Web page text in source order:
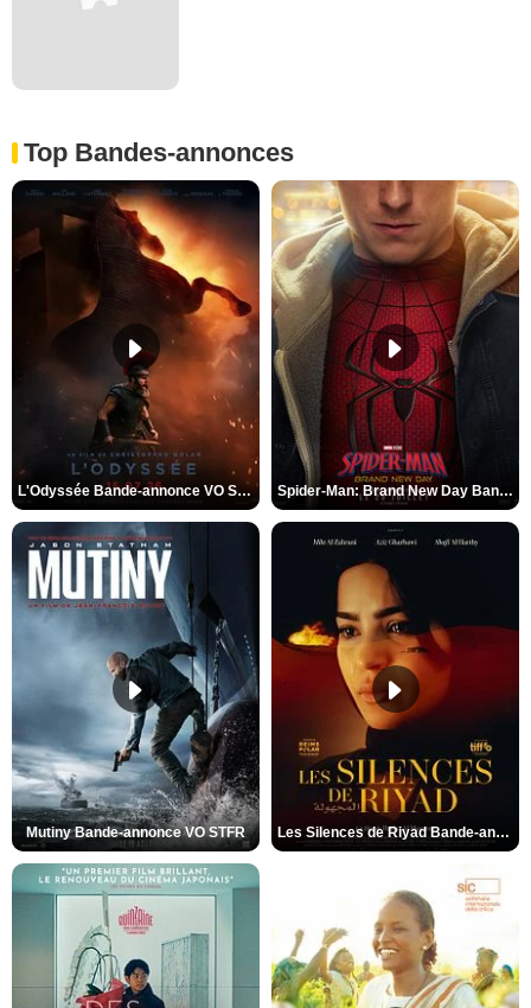
Top Bandes-annonces
L'Odyssée Bande-annonce VO STFR Spider-Man: Brand New Day Bande-annonce VO STFR
Mutiny Bande-annonce VO STFR Les Silences de Riyad Bande-annonce VO STFR